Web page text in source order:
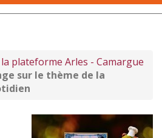
plateforme Arles - Camargue
sur le thème de la